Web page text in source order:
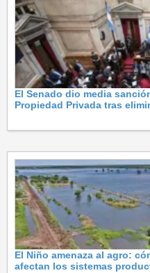
El Senado dio media
Propiedad Privada tras
El Niño amenaza al agro:
afectan los sistemas